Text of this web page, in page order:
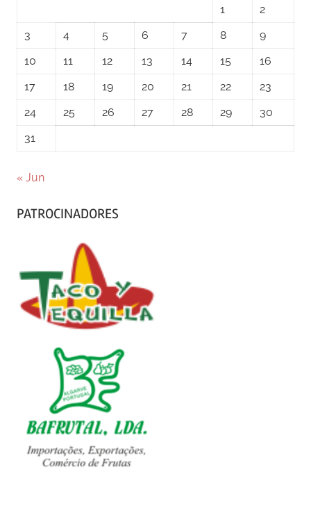
1
2
3
4 5 6 7 8
9
10
11 12 13 14 15
16
17
18 19 20 21 22
23
24
25 26 27 28 29
30
31
« Jun
PATROCINADORES